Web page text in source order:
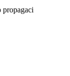
propagaci